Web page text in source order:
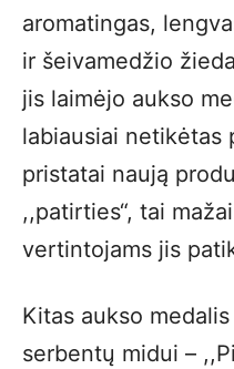
aromatingas,
ir šeivamedžio
jis laimėjo aukso
labiausiai netikėtas
pristatai naują
,,patirties“, tai
vertintojams jis
Kitas aukso
serbentų midui –